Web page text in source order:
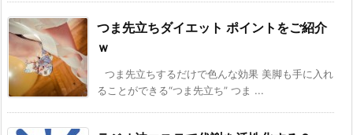
つま先立ちダイエット ポイントをご紹介
ｗ
つま先立ちするだけで色んな効果 美脚も手に入れ
ることができる“つま先立ち” つま ...